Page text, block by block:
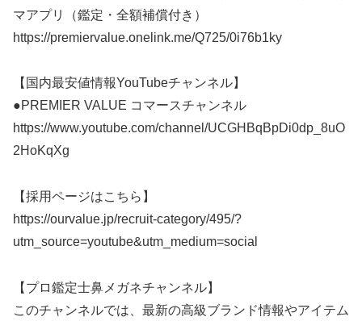
マアプリ（鑑定・全額補償付き）
https://premiervalue.onelink.me/Q725/0i76b1ky
【国内最安値情報YouTubeチャンネル】
●PREMIER VALUE コマースチャンネル
https://www.youtube.com/channel/UCGHBqBpDi0dp_8uO
2HoKqXg
【採用ページはこちら】
https://ourvalue.jp/recruit-category/495/?
utm_source=youtube&utm_medium=social
【プロ鑑定士鼻メガネチャンネル】
このチャンネルでは、最新の高級ブランド情報やアイテム